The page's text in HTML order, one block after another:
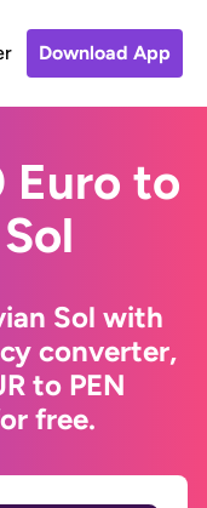
Download App
to
Sol with
converter,
to PEN
free.